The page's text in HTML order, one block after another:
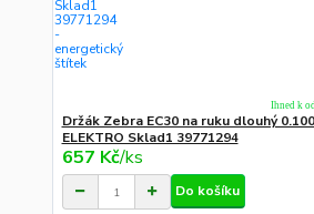
Držák Zebra EC30 na ruku dlouhý
ELEKTRO Sklad1 39771294
657 Kč/ks
Ihned k
Do košíku